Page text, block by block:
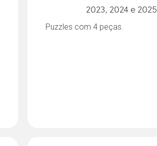
2023, 2024 e 2025
Puzzles com 4 peças.